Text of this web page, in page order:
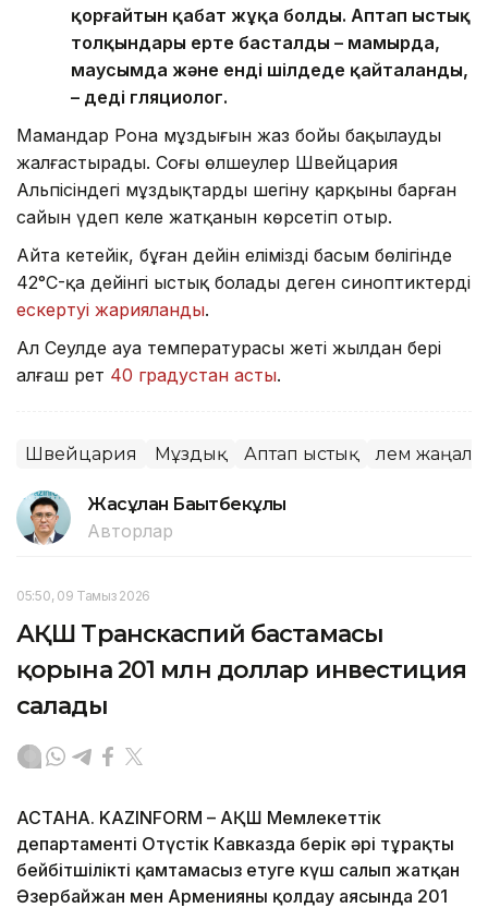
қорғайтын қабат жұқа болды. Аптап ыстық
толқындары ерте басталды – мамырда,
маусымда және енді шілдеде қайталанды,
– деді гляциолог.
Мамандар Рона мұздығын жаз бойы бақылауды
жалғастырады. Соңғы өлшеулер Швейцария
Альпісіндегі мұздықтардың шегіну қарқыны барған
сайын үдеп келе жатқанын көрсетіп отыр.
Айта кетейік, бұған дейін еліміздің басым бөлігінде
42°C-қа дейінгі ыстық болады деген синоптиктердің
ескертуі жарияланды.
Ал Сеулде ауа температурасы жеті жылдан бері
алғаш рет 40 градустан асты.
Швейцария Мұздық Аптап ыстық Әлем
Жасұлан Бақытбекұлы
Авторлар
05:50, 09 Тамыз 2026
АҚШ Транскаспий бастамасы
қорына 201 млн доллар инвестиция
салады
АСТАНА. KAZINFORM – АҚШ Мемлекеттік
департаменті Оңтүстік Кавказда берік әрі тұрақты
бейбітшілікті қамтамасыз етуге күш салып жатқан
Әзербайжан мен Арменияны қолдау аясында 201